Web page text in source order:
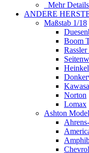
Mehr
ANDERE
Maßstab 1/18
Boom
Heinkel
Norton
Lomax
Ashton